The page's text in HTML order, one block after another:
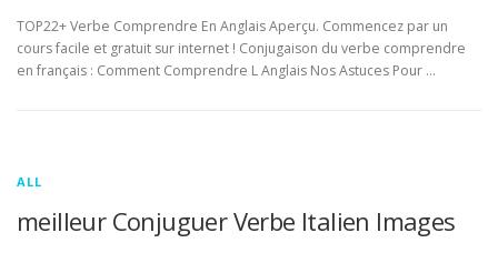
TOP22+ Verbe Comprendre En Anglais Aperçu. Commencez par un
cours facile et gratuit sur internet ! Conjugaison du verbe comprendre
en français : Comment Comprendre L Anglais Nos Astuces Pour …
ALL
meilleur Conjuguer Verbe Italien Images